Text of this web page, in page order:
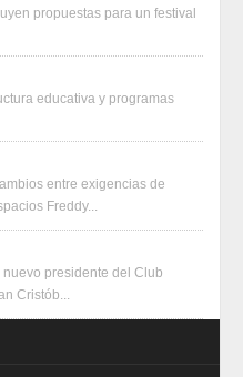
propuestas para un festival
educativa y programas
entre exigencias de
Freddy...
nuevo presidente del Club
Cristób...